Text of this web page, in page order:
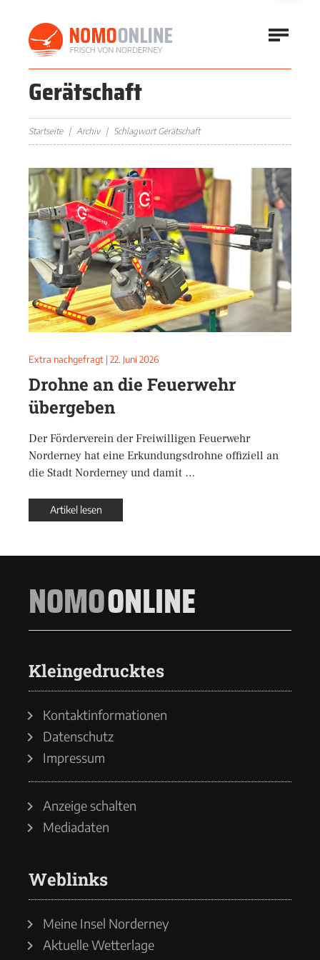
Gerätschaft
Startseite Archiv Schlagwort Gerätschaft
Extra nachgefragt | 22. Juni 2026
Drohne an die Feuerwehr
übergeben
Der Förderverein der Freiwilligen Feuerwehr
Norderney hat eine Erkundungsdrohne offiziell an
die Stadt Norderney und damit …
Artikel lesen
NOMOONLINE
Kleingedrucktes
Kontaktinformationen
Datenschutz
Impressum
Anzeige schalten
Mediadaten
Weblinks
Meine Insel Norderney
Aktuelle Wetterlage